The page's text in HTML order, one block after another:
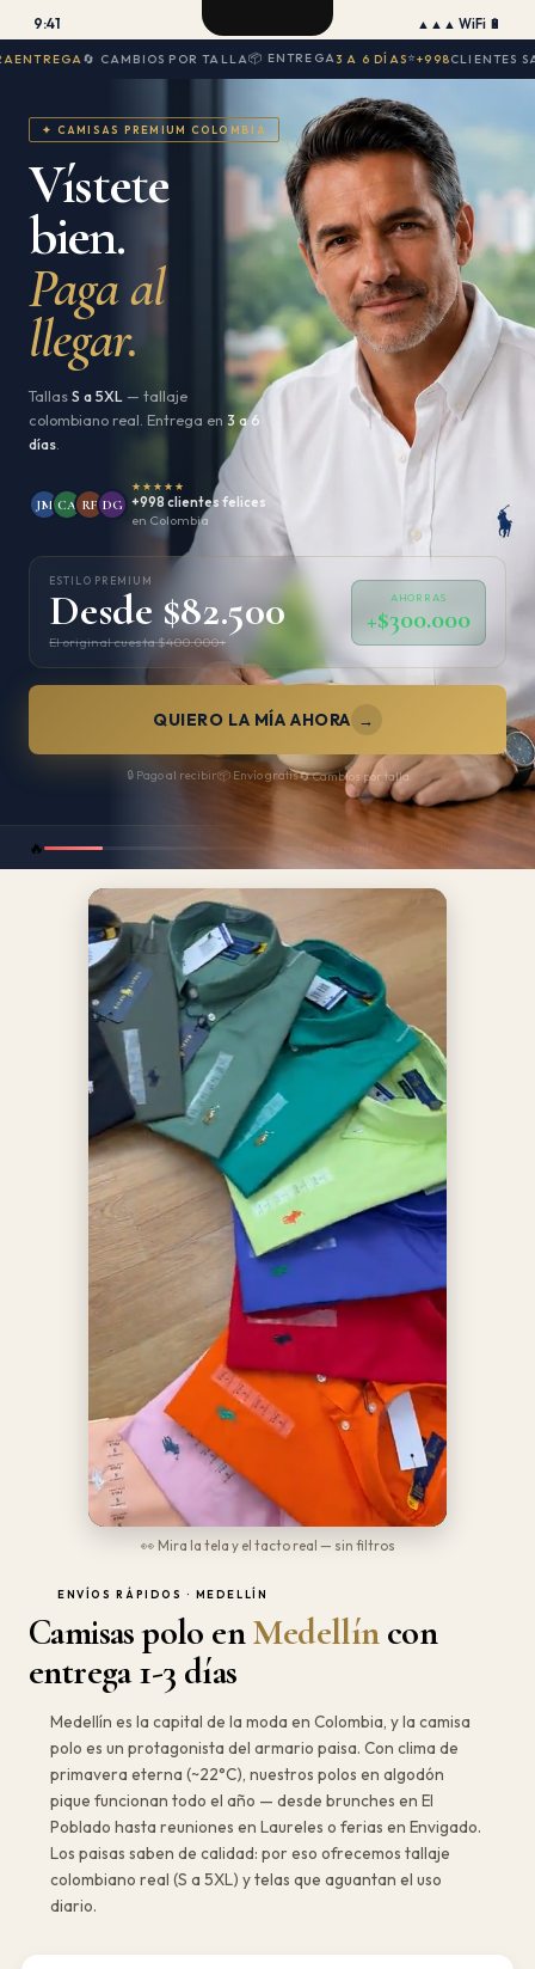
9:41 ▲▲▲ WiFi 🔋
🔄 CAMBIOS POR TALLA 📦 ENTREGA3 A 6 DÍAS ⭐+998CLIENTES
✦ CAMISAS PREMIUM COLOMBIA
Camisas Polo para
Vístete
bien.
Paga al
llegar.
TallasS a 5XL — tallaje
colombiano real. Entrega en 3 a 6
días
JM CA RF DG
★★★★★
+998 clientes felices
en Colombia
ESTILO PREMIUM
Desde $82.500
El original cuesta $400.000+
AHORRAS
+$300.000
QUIERO LA MÍA AHORA →
🔒 Pago al recibir📦 Envío gratis🔄 Cambios por talla
🔥 ¡Pocas unidades!
👀 Mira la tela y el tacto real — sin filtros
ENVÍOS RÁPIDOS · MEDELLÍN
Camisas polo enMedellíncon
entrega 1-3 días
Medellín es la capital de la moda en Colombia, y la camisa
polo es un protagonista del armario paisa. Con clima de
primavera eterna (~22°C), nuestros polos en algodón
pique funcionan todo el año — desde brunches en El
Poblado hasta reuniones en Laureles o ferias en Envigado.
Los paisas saben de calidad: por eso ofrecemos tallaje
colombiano real (S a 5XL) y telas que aguantan el uso
diario.